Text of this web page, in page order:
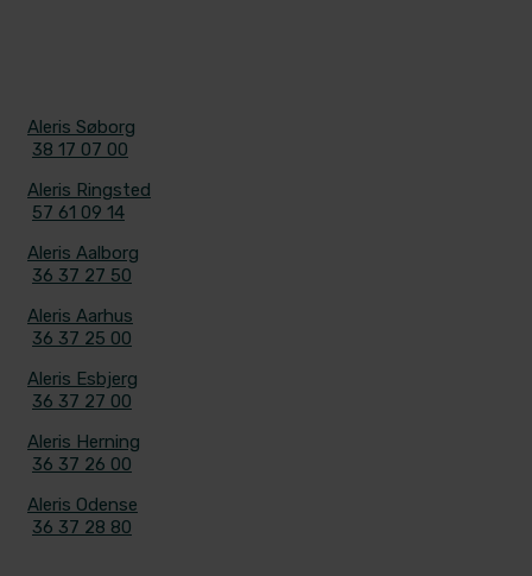
Aleris Søborg
38 17 07 00
Aleris Ringsted
57 61 09 14
Aleris Aalborg
36 37 27 50
Aleris Aarhus
36 37 25 00
Aleris Esbjerg
36 37 27 00
Aleris Herning
36 37 26 00
Aleris Odense
36 37 28 80